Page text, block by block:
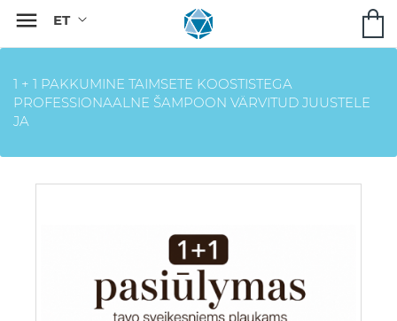

1 + 1 PAKKUMINE TAIMSETE KOOSTISTEGA
PROFESSIONAALNE ŠAMPOON VÄRVITUD JUUSTELE
JA